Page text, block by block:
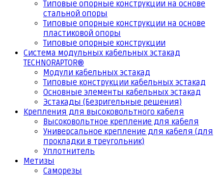
Типовые опорные конструкции на основе
стальной опоры
Типовые опорные конструкции на основе
пластиковой опоры
Типовые опорные конструкции
Система модульных кабельных эстакад
TECHNORAPTOR®
Модули кабельных эстакад
Типовые конструкции кабельных эстакад
Основные элементы кабельных эстакад
Эстакады (Безригельные решения)
Крепления для высоковольтного кабеля
Высоковольтное крепление для кабеля
Универсальное крепление для кабеля (для
прокладки в треугольник)
Уплотнитель
Метизы
Саморезы